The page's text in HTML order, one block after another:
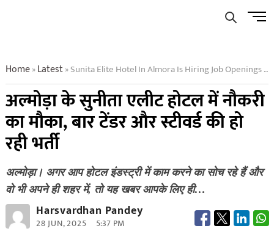
Menu
Home»Latest»Sunita Elite Hotel In Almora Is Hiring Job Openings For Bar Tenders And Stewards
अल्मोड़ा के सुनीता एलीट होटल में नौकरी
का मौका, बार टेंडर और स्टीवर्ड की हो
रही भर्ती
अल्मोड़ा। अगर आप होटल इंडस्ट्री में काम करने का सोच रहे हैं और
वो भी अपने ही शहर में, तो यह खबर आपके लिए ही…
Harsvardhan Pandey
28 JUN, 2025 5:37 PM